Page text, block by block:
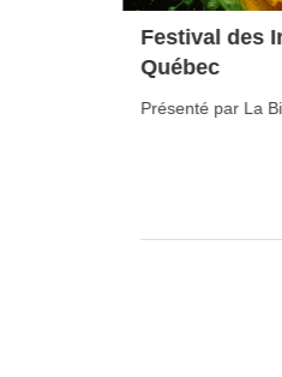
Festival des
Québec
Présenté par La